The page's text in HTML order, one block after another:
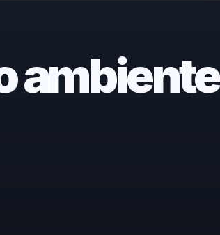
ambiente